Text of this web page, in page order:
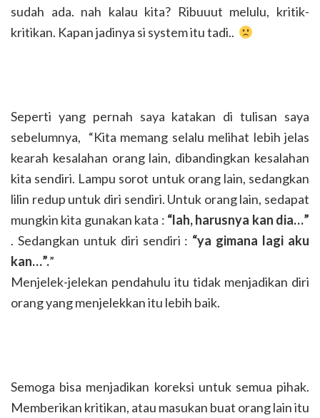
sudah ada. nah kalau kita? Ribuuut melulu, kritik-
kritikan. Kapan jadinya si system itu tadi..
Seperti yang pernah saya katakan di tulisan saya
sebelumnya, “Kita memang selalu melihat lebih jelas
kearah kesalahan orang lain, dibandingkan kesalahan
kita sendiri. Lampu sorot untuk orang lain, sedangkan
lilin redup untuk diri sendiri. Untuk orang lain, sedapat
mungkin kita gunakan kata : “lah, harusnya kan dia…”
. Sedangkan untuk diri sendiri : “ya gimana lagi aku
kan…”.”
Menjelek-jelekan pendahulu itu tidak menjadikan diri
orang yang menjelekkan itu lebih baik.
Semoga bisa menjadikan koreksi untuk semua pihak.
Memberikan kritikan, atau masukan buat orang lain itu